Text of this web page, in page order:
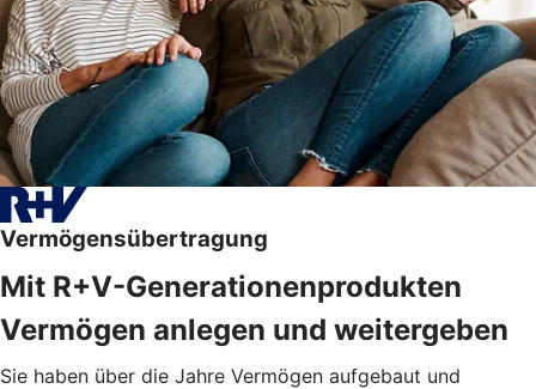
Vermögensübertragung
Mit R+V-Generationenprodukten
Vermögen anlegen und weitergeben
Sie haben über die Jahre Vermögen aufgebaut und